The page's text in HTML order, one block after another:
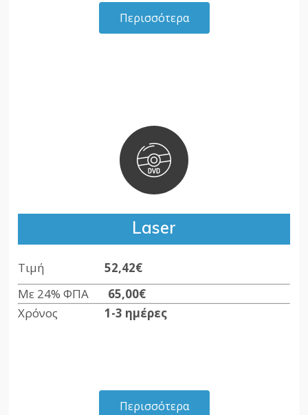
Περισσότερα
Laser
Τιμή52,42€
Με 24% ΦΠΑ 65,00€
Χρόνος1-3 ημέρες
Περισσότερα